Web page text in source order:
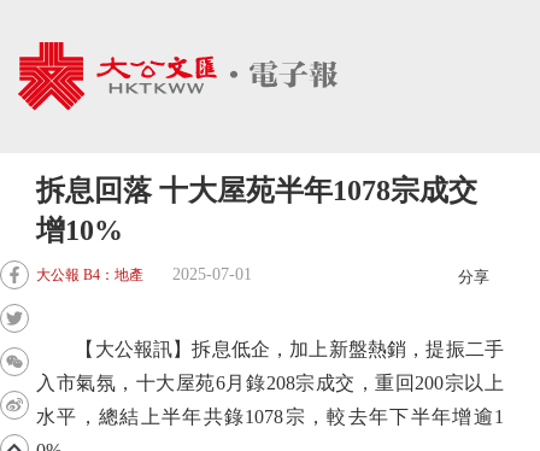
拆息回落 十大屋苑半年1078宗成交
增10%
大公報 B4：地產 2025-07-01 分享
【大公報訊】拆息低企，加上新盤熱銷，提振二手
入市氣氛，十大屋苑6月錄208宗成交，重回200宗以上
水平，總結上半年共錄1078宗，較去年下半年增逾1